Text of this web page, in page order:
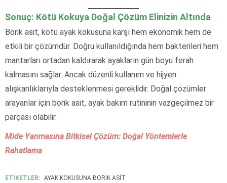
Sonuç: Kötü Kokuya Doğal Çözüm Elinizin Altında
Borik asit, kötü ayak kokusuna karşı hem ekonomik hem de
etkili bir çözümdür. Doğru kullanıldığında hem bakterileri hem
mantarları ortadan kaldırarak ayakların gün boyu ferah
kalmasını sağlar. Ancak düzenli kullanım ve hijyen
alışkanlıklarıyla desteklenmesi gereklidir. Doğal çözümler
arayanlar için borik asit, ayak bakım rutininin vazgeçilmez bir
parçası olabilir.
Mide Yanmasına Bitkisel Çözüm: Doğal Yöntemlerle
Rahatlama
ETİKETLER: AYAK KOKUSUNA BORIK ASIT